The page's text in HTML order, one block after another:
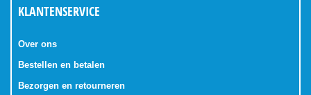
KLANTENSERVICE
Over ons
Bestellen en betalen
Bezorgen en retourneren